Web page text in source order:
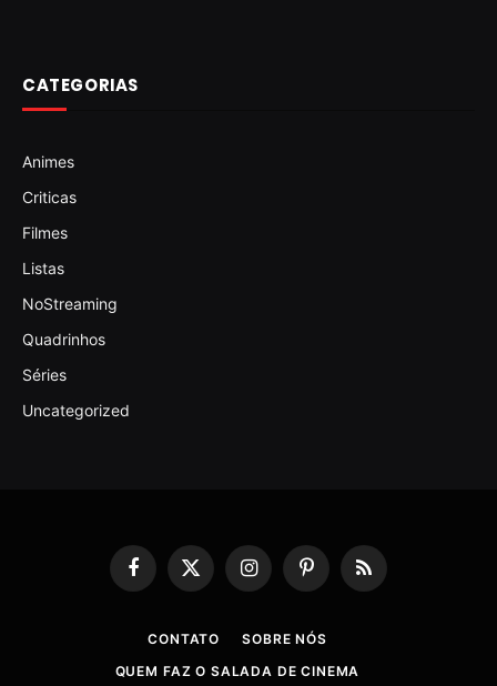
CATEGORIAS
Animes
Criticas
Filmes
Listas
NoStreaming
Quadrinhos
Séries
Uncategorized
Facebook
X
(Twitter)
InstagramPinterestRSS
CONTATO
SOBRE NÓS
QUEM FAZ O SALADA DE CINEMA